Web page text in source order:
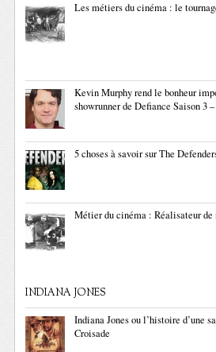
Les métiers du cinéma : le
Kevin Murphy rend le bonheur
showrunner de Defiance Saison 3
5 choses à savoir sur The
Métier du cinéma : Réalisateur
INDIANA JONES
Indiana Jones ou l’histoire d’une
Croisade